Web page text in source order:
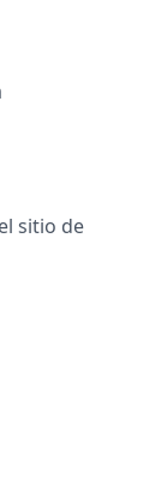
sitio de